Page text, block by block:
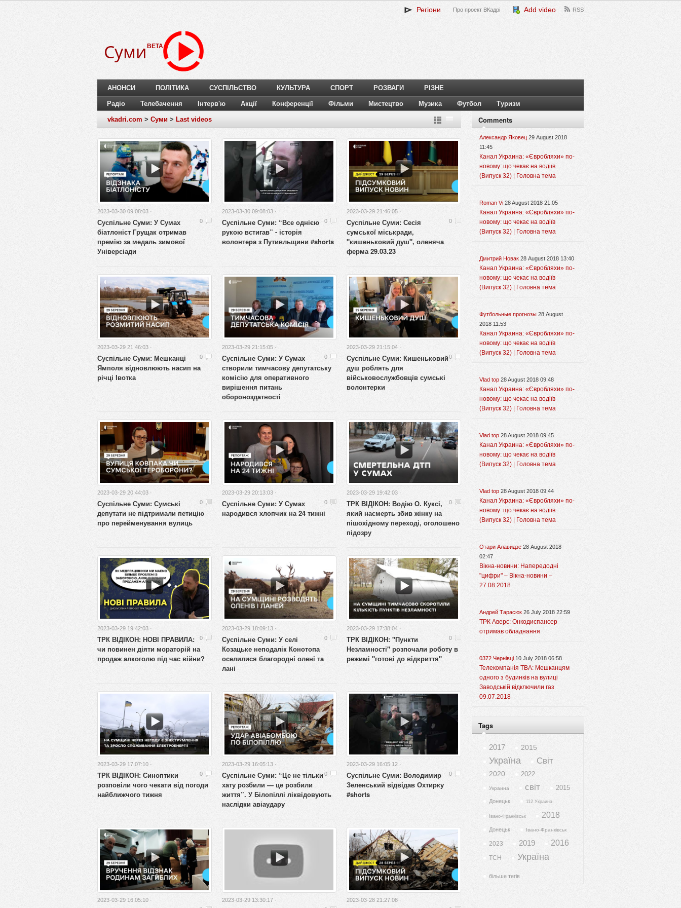
Регіони Про проект ВКадрі Add video RSS
Суми BETA
АНОНСИ ПОЛІТИКА СУСПІЛЬСТВО КУЛЬТУРА СПОРТ РОЗВАГИ РІЗНЕ
Радіо Телебачення Інтерв'ю Акції Конференції Фільми Мистецтво Музика Футбол Туризм
vkadri.com > Суми > Last videos
2023-03-30 09:08:03 ·
0
Суспільне Суми: У Сумах
біатлоніст Грущак отримав
премію за медаль зимової
Універсіади
2023-03-30 09:08:03 ·
0
Суспільне Суми: “Все однією
рукою встигав” - історія
волонтера з Путивльщини #shorts
2023-03-29 21:46:05 ·
0
Суспільне Суми: Сесія
сумської міськради,
"кишеньковий душ", оленяча
ферма 29.03.23
2023-03-29 21:46:03 ·
0
Суспільне Суми: Мешканці
Ямполя відновлюють насип на
річці Івотка
2023-03-29 21:15:05 ·
0
Суспільне Суми: У Сумах
створили тимчасову депутатську
комісію для оперативного
вирішення питань
обороноздатності
2023-03-29 21:15:04 ·
0
Суспільне Суми: Кишеньковий
душ роблять для
військовослужбовців сумські
волонтерки
2023-03-29 20:44:03 ·
0
Суспільне Суми: Сумські
депутати не підтримали петицію
про перейменування вулиць
2023-03-29 20:13:03 ·
0
Суспільне Суми: У Сумах
народився хлопчик на 24 тижні
2023-03-29 19:42:03 ·
0
ТРК ВІДІКОН: Водію О. Куксі,
який насмерть збив жінку на
пішохідному переході, оголошено
підозру
2023-03-29 19:42:03 ·
0
ТРК ВІДІКОН: НОВІ ПРАВИЛА:
чи повинен діяти мораторій на
продаж алкоголю під час війни?
2023-03-29 18:09:13 ·
0
Суспільне Суми: У селі
Козацьке неподалік Конотопа
оселилися благородні олені та
лані
2023-03-29 17:38:04 ·
0
ТРК ВІДІКОН: "Пункти
Незламності" розпочали роботу в
режимі "готові до відкриття"
2023-03-29 17:07:10 ·
0
ТРК ВІДІКОН: Синоптики
розповіли чого чекати від погоди
найближчого тижня
2023-03-29 16:05:13 ·
0
Суспільне Суми: “Це не тільки
хату розбили — це розбили
життя”. У Білопіллі ліквідовують
наслідки авіаудару
2023-03-29 16:05:12 ·
0
Суспільне Суми: Володимир
Зеленський відвідав Охтирку
#shorts
2023-03-29 16:05:10 ·
2023-03-29 13:30:17 ·
2023-03-28 21:27:08 ·
Comments
Александр Яковец 29 August 2018
11:45
Канал Украина: «Євробляхи» по-
новому: що чекає на водіїв
(Випуск 32) | Головна тема
Roman Vi 28 August 2018 21:05
Канал Украина: «Євробляхи» по-
новому: що чекає на водіїв
(Випуск 32) | Головна тема
Дмитрий Новак 28 August 2018 13:40
Канал Украина: «Євробляхи» по-
новому: що чекає на водіїв
(Випуск 32) | Головна тема
Футбольные прогнозы 28 August
2018 11:53
Канал Украина: «Євробляхи» по-
новому: що чекає на водіїв
(Випуск 32) | Головна тема
Vlad top 28 August 2018 09:48
Канал Украина: «Євробляхи» по-
новому: що чекає на водіїв
(Випуск 32) | Головна тема
Vlad top 28 August 2018 09:45
Канал Украина: «Євробляхи» по-
новому: що чекає на водіїв
(Випуск 32) | Головна тема
Vlad top 28 August 2018 09:44
Канал Украина: «Євробляхи» по-
новому: що чекає на водіїв
(Випуск 32) | Головна тема
Отари Алавидзе 28 August 2018
02:47
Вікна-новини: Напередодні
"цифри" – Вікна-новини –
27.08.2018
Андрей Тарасюк 26 July 2018 22:59
ТРК Аверс: Онкодиспансер
отримав обладнання
0372 Чернівці 10 July 2018 06:58
Телекомпанія ТВА: Мешканцям
одного з будинків на вулиці
Заводській відключили газ
09.07.2018
Tags
2017 2015
Україна Світ
2020 2022
Украина світ 2015
Донецьк 112 Украина
Івано-Франківськ 2018
Донецьк Івано-Франківськ
2023 2019 2016
ТСН Україна
більше тегів